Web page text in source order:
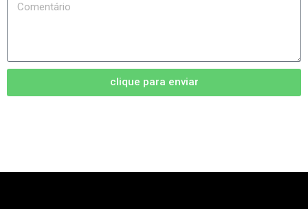
clique para enviar